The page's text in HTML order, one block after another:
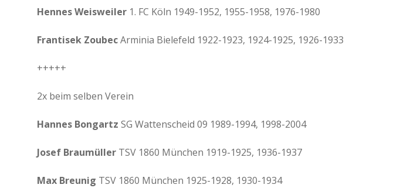
Hennes Weisweiler 1. FC Köln 1949-1952, 1955-1958, 1976-1980
Frantisek ZoubecArminia Bielefeld 1922-1923, 1924-1925, 1926-1933
+++++
2x beim selben Verein
Hannes Bongartz SG Wattenscheid 09 1989-1994, 1998-2004
Josef Braumüller TSV 1860 München 1919-1925, 1936-1937
Max Breunig TSV 1860 München 1925-1928, 1930-1934